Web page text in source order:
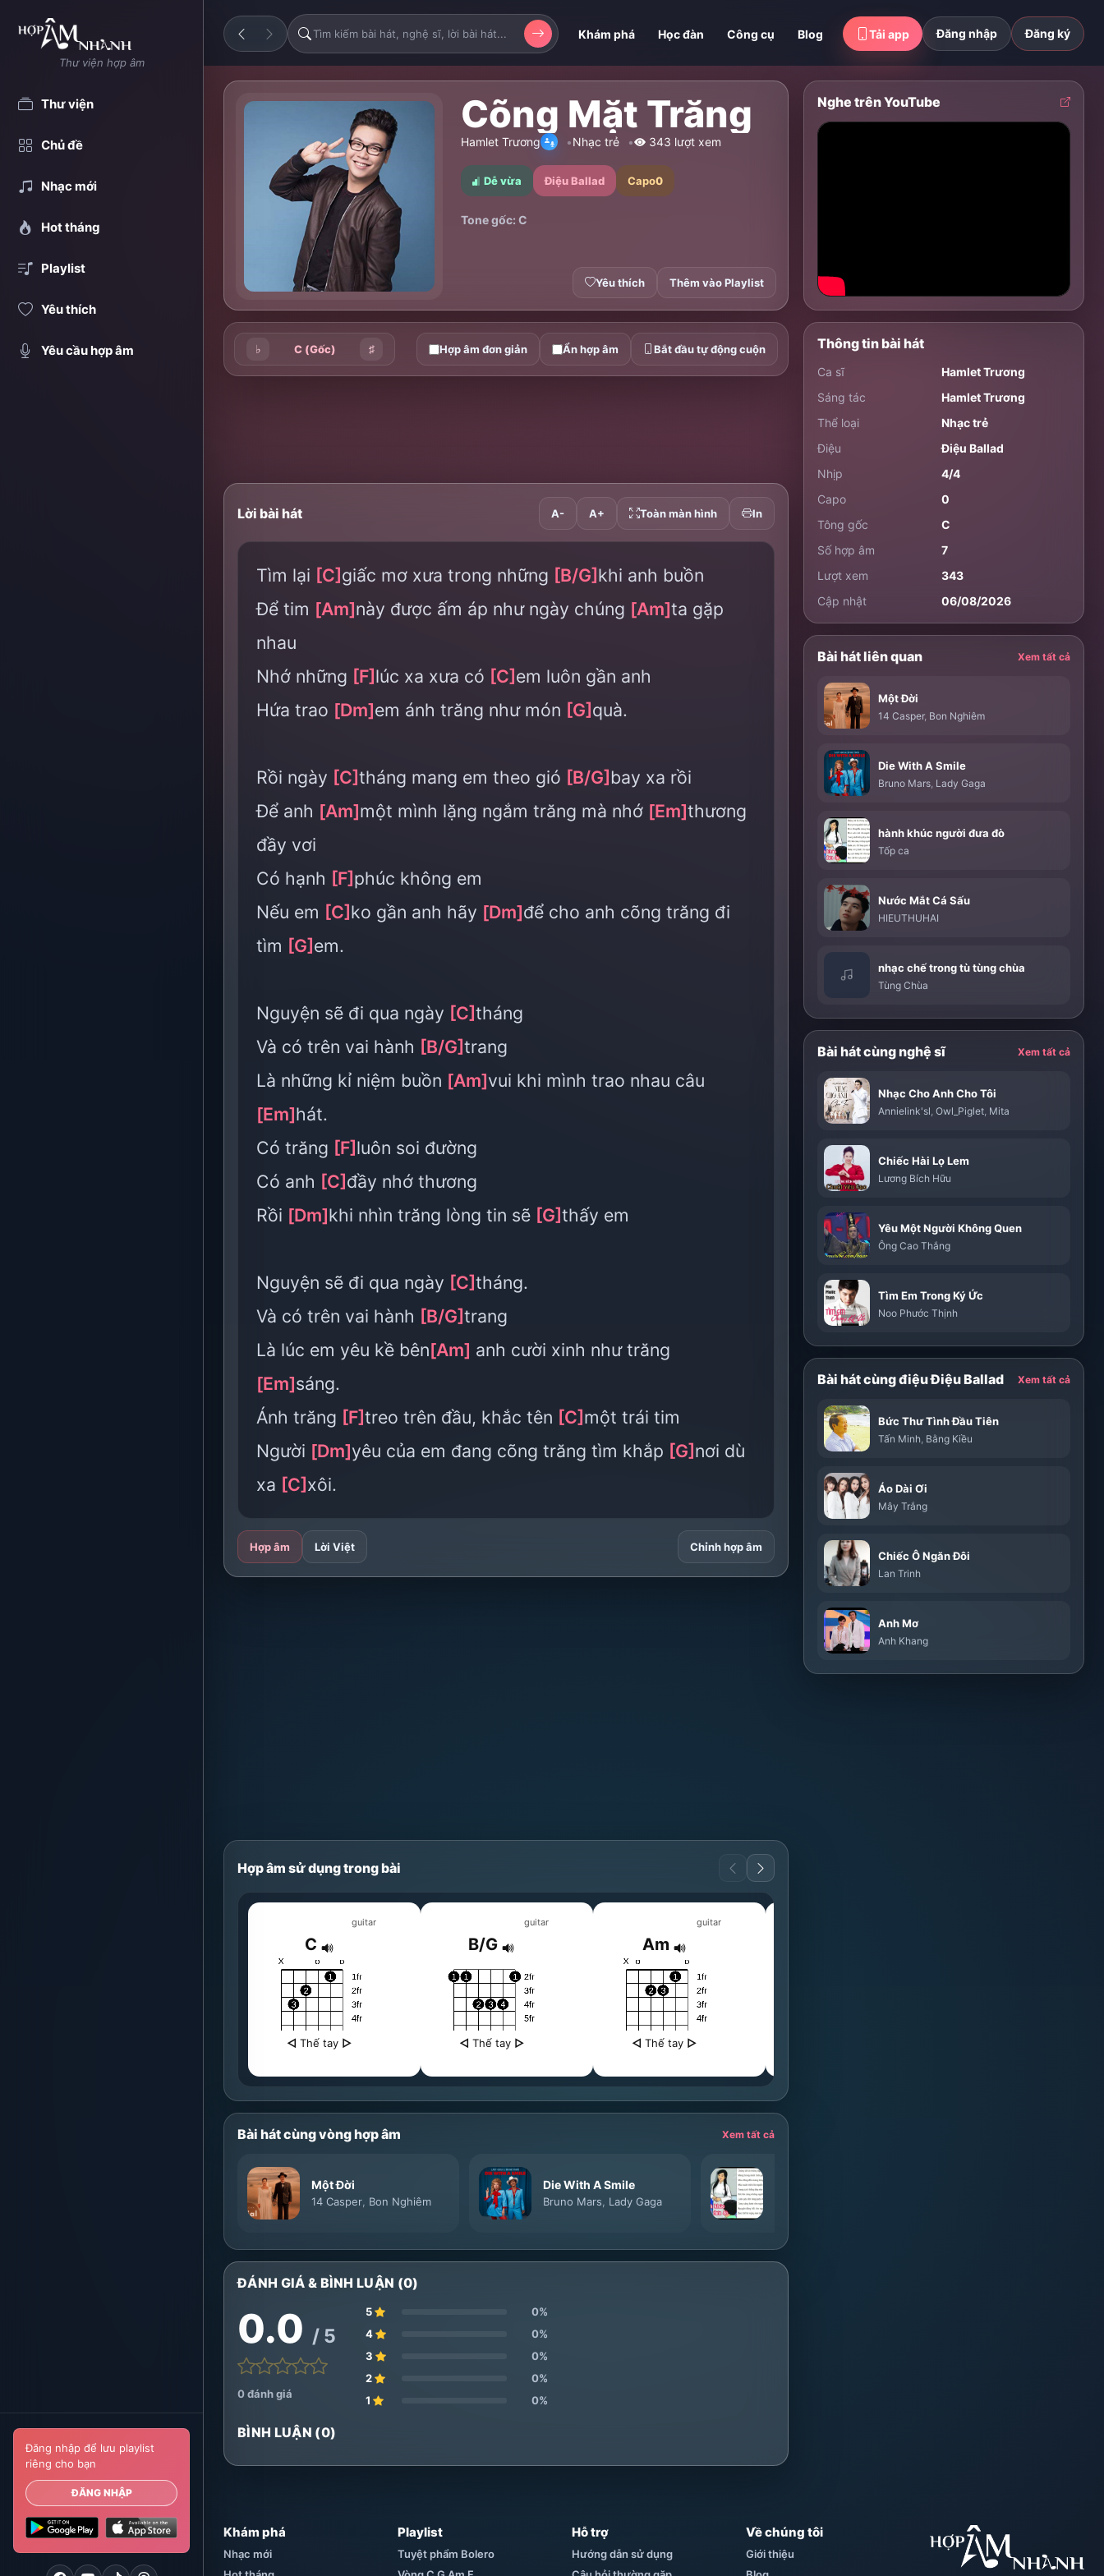
Thư viện hợp âm
Thư viện
Chủ đề
Nhạc mới
Hot tháng
Playlist
Yêu thích
Yêu cầu hợp âm
Đăng nhập để lưu playlist
riêng cho bạn
ĐĂNG NHẬP
Khám phá Học đàn Công cụ Blog Tải app Đăng nhập Đăng ký
Cõng Mặt Trăng
Hamlet Trương Nhạc trẻ 343 lượt xem
Dễ vừa Điệu Ballad Capo0
Tone gốc: C
Yêu thích Thêm vào Playlist
♭ C (Gốc) ♯ Hợp âm đơn giản Ẩn hợp âm Bắt đầu tự động cuộn
Lời bài hát A- A+ Toàn màn hình In
Tìm lại [C]giấc mơ xưa trong những [B/G]khi anh buồn
Để tim [Am]này được ấm áp như ngày chúng [Am]ta gặp
nhau
Nhớ những [F]lúc xa xưa có [C]em luôn gần anh
Hứa trao [Dm]em ánh trăng như món [G]quà.
Rồi ngày [C]tháng mang em theo gió [B/G]bay xa rồi
Để anh [Am]một mình lặng ngắm trăng mà nhớ [Em]thương
đầy vơi
Có hạnh [F]phúc không em
Nếu em [C]ko gần anh hãy [Dm]để cho anh cõng trăng đi
tìm [G]em.
Nguyện sẽ đi qua ngày [C]tháng
Và có trên vai hành [B/G]trang
Là những kỉ niệm buồn [Am]vui khi mình trao nhau câu
[Em]hát.
Có trăng [F]luôn soi đường
Có anh [C]đầy nhớ thương
Rồi [Dm]khi nhìn trăng lòng tin sẽ [G]thấy em
Nguyện sẽ đi qua ngày [C]tháng.
Và có trên vai hành [B/G]trang
Là lúc em yêu kề bên[Am] anh cười xinh như trăng
[Em]sáng.
Ánh trăng [F]treo trên đầu, khắc tên [C]một trái tim
Người [Dm]yêu của em đang cõng trăng tìm khắp [G]nơi dù
xa [C]xôi.
Hợp âm Lời Việt Chỉnh hợp âm
Hợp âm sử dụng trong bài
guitar
C
◁ Thế tay ▷
guitar
B/G
◁ Thế tay ▷
guitar
Am
◁ Thế tay ▷
Bài hát cùng vòng hợp âm Xem tất cả
Một Đời
14 Casper Bon Nghiêm
Die With A Smile
Bruno Mars Lady Gaga
ĐÁNH GIÁ & BÌNH LUẬN (0)
0.0 / 5
0 đánh giá
5
0%
4
0%
3
0%
2
0%
1
0%
BÌNH LUẬN (0)
Nghe trên YouTube
Thông tin bài hát
Ca sĩ
Hamlet Trương
Sáng tác
Hamlet Trương
Thể loại
Nhạc trẻ
Điệu
Điệu Ballad
Nhịp
4/4
Capo
0
Tông gốc
C
Số hợp âm
7
Lượt xem
343
Cập nhật
06/08/2026
Bài hát liên quan Xem tất cả
Một Đời
14 Casper, Bon Nghiêm
Die With A Smile
Bruno Mars, Lady Gaga
hành khúc người đưa đò
Tốp ca
Nước Mắt Cá Sấu
HIEUTHUHAI
nhạc chế trong tù tùng chùa
Tùng Chùa
Bài hát cùng nghệ sĩ Xem tất cả
Nhạc Cho Anh Cho Tôi
Annielink'sl,Owl_Piglet, Mita
Chiếc Hài Lọ Lem
Lương Bích Hữu
Yêu Một Người Không Quen
Ông Cao Thắng
Tìm Em Trong Ký Ức
Noo Phước Thịnh
Bài hát cùng điệu Điệu Ballad Xem tất cả
Bức Thư Tình Đầu Tiên
Tấn Minh, Bằng Kiều
Áo Dài Ơi
Mây Trắng
Chiếc Ô Ngăn Đôi
Lan Trinh
Anh Mơ
Anh Khang
Khám phá
Nhạc mới
Playlist
Tuyệt phẩm Bolero
Hỗ trợ
Hướng dẫn sử dụng
Về chúng tôi
Giới thiệu